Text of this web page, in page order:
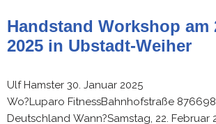
Handstand Workshop am
2025 in Ubstadt-Weiher
Ulf Hamster 30. Januar 2025
Wo?Luparo FitnessBahnhofstraße
Deutschland Wann?Samstag, 22. Februar